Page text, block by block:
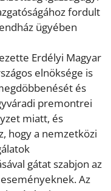
fordult
ügyében
Erdélyi Magyar
elnöksége is
és
premontrei
miatt, és
hogy a nemzetközi
gátat szabjon az
Az